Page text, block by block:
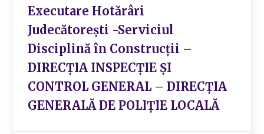
Executare Hotărâri
Judecătorești -Serviciul
Disciplină în Construcții –
DIRECȚIA INSPECȚIE ȘI
CONTROL GENERAL – DIRECȚIA
GENERALĂ DE POLIȚIE LOCALĂ